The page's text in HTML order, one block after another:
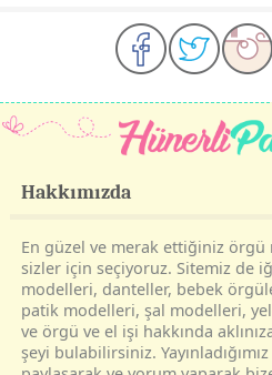
Hakkımızda
En güzel ve merak ettiğiniz
sizler için seçiyoruz. Sitemiz de
modelleri, danteller, bebek
patik modelleri, şal modelleri,
ve örgü ve el işi hakkında
şeyi bulabilirsiniz.